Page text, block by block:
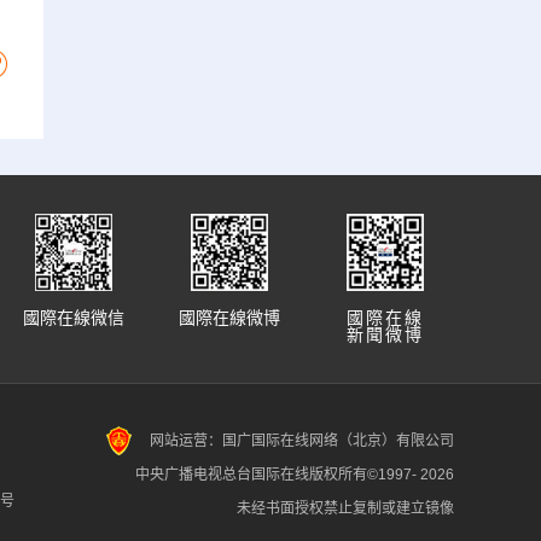
國際在線
新聞微博
國際在線微博
國際在線微信
网站运营：国广国际在线网络（北京）有限公司
中央广播电视总台国际在线版权所有©1997- 2026
未经书面授权禁止复制或建立镜像